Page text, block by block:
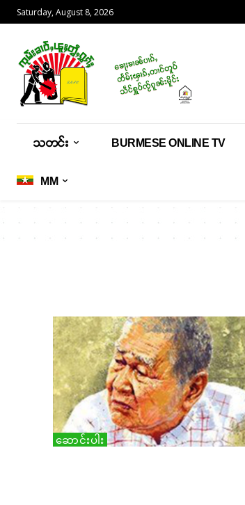
Saturday, August 8, 2026
သတင်း BURMESE ONLINE TV
MM
ဆောင်းပါး